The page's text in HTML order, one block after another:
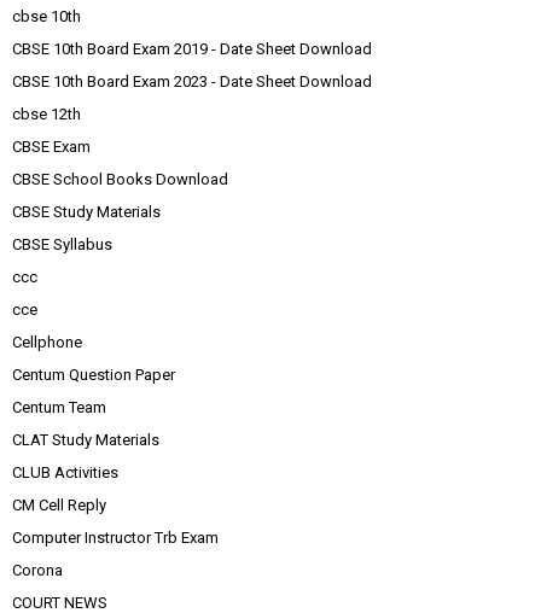
cbse 10th
CBSE 10th Board Exam 2019 - Date Sheet Download
CBSE 10th Board Exam 2023 - Date Sheet Download
cbse 12th
CBSE Exam
CBSE School Books Download
CBSE Study Materials
CBSE Syllabus
ccc
cce
Cellphone
Centum Question Paper
Centum Team
CLAT Study Materials
CLUB Activities
CM Cell Reply
Computer Instructor Trb Exam
Corona
COURT NEWS